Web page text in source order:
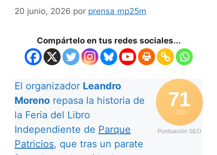
20 junio, 2026 por prensa mp25m
Compártelo en tus redes sociales...
71
/ 100
Puntuación SEO
El organizador Leandro
Moreno repasa la historia de
la Feria del Libro
Independiente de Parque
Patricios, que tras un parate